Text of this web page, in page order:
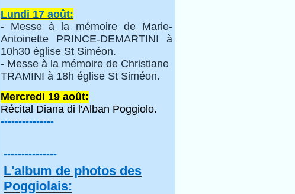
Lundi 17 août:
- Messe à la mémoire de Marie-
Antoinette PRINCE-DEMARTINI à
10h30 église St Siméon.
- Messe à la mémoire de Christiane
TRAMINI à 18h église St Siméon.
Mercredi 19 août:
Récital Diana di l'Alban Poggiolo.
---------------
---------------
L'album de photos des
Poggiolais: